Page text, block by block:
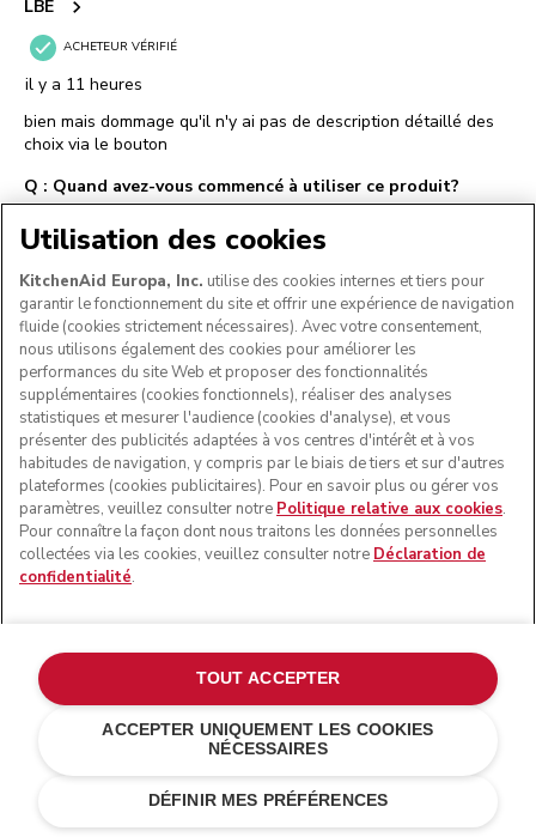
€ 309,00
Économies de
Utilisation des cookies
KitchenAid Europa, Inc. utilise des cookies internes et tiers pour
garantir le fonctionnement du site et offrir une expérience de navigation
fluide (cookies strictement nécessaires). Avec votre consentement,
nous utilisons également des cookies pour améliorer les
performances du site Web et proposer des fonctionnalités
supplémentaires (cookies fonctionnels), réaliser des analyses
statistiques et mesurer l'audience (cookies d'analyse), et vous
présenter des publicités adaptées à vos centres d'intérêt et à vos
habitudes de navigation, y compris par le biais de tiers et sur d'autres
plateformes (cookies publicitaires). Pour en savoir plus ou gérer vos
paramètres, veuillez consulter notre Politique relative aux cookies.
Pour connaître la façon dont nous traitons les données personnelles
collectées via les cookies, veuillez consulter notre Déclaration de
confidentialité.
DÉFINIR MES PRÉFÉRENCES
ACCEPTER UNIQUEMENT LES COOKIES
NÉCESSAIRES
TOUT ACCEPTER